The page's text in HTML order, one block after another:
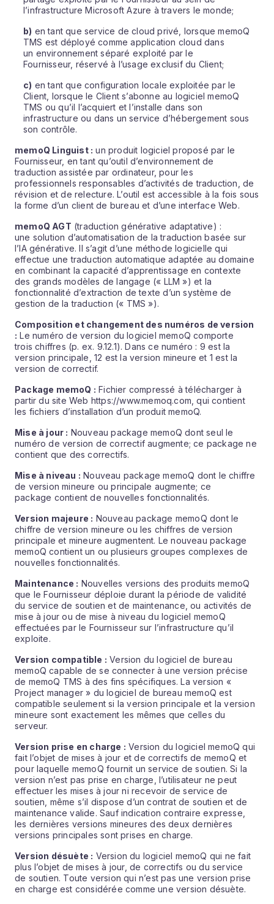
l’infrastructure Microsoft Azure à travers le monde;
b) en tant que service de cloud privé, lorsque memoQ
TMS est déployé comme application cloud dans
un environnement séparé exploité par le
Fournisseur, réservé à l’usage exclusif du Client;
c) en tant que configuration locale exploitée par le
Client, lorsque le Client s’abonne au logiciel memoQ
TMS ou qu’il l’acquiert et l’installe dans son
infrastructure ou dans un service d’hébergement sous
son contrôle.
memoQ Linguist : un produit logiciel proposé par le
Fournisseur, en tant qu’outil d’environnement de
traduction assistée par ordinateur, pour les
professionnels responsables d’activités de traduction, de
révision et de relecture. L’outil est accessible à la fois sous
la forme d’un client de bureau et d’une interface Web.
memoQ AGT (traduction générative adaptative) :
une solution d’automatisation de la traduction basée sur
l’IA générative. Il s’agit d’une méthode logicielle qui
effectue une traduction automatique adaptée au domaine
en combinant la capacité d’apprentissage en contexte
des grands modèles de langage (« LLM ») et la
fonctionnalité d’extraction de texte d’un système de
gestion de la traduction (« TMS »).
Composition et changement des numéros de version
: Le numéro de version du logiciel memoQ comporte
trois chiffres (p. ex. 9.12.1). Dans ce numéro : 9 est la
version principale, 12 est la version mineure et 1 est la
version de correctif.
Package memoQ : Fichier compressé à télécharger à
partir du site Web https://www.memoq.com, qui contient
les fichiers d’installation d’un produit memoQ.
Mise à jour : Nouveau package memoQ dont seul le
numéro de version de correctif augmente; ce package ne
contient que des correctifs.
Mise à niveau : Nouveau package memoQ dont le chiffre
de version mineure ou principale augmente; ce
package contient de nouvelles fonctionnalités.
Version majeure : Nouveau package memoQ dont le
chiffre de version mineure ou les chiffres de version
principale et mineure augmentent. Le nouveau package
memoQ contient un ou plusieurs groupes complexes de
nouvelles fonctionnalités.
Maintenance : Nouvelles versions des produits memoQ
que le Fournisseur déploie durant la période de validité
du service de soutien et de maintenance, ou activités de
mise à jour ou de mise à niveau du logiciel memoQ
effectuées par le Fournisseur sur l’infrastructure qu’il
exploite.
Version compatible : Version du logiciel de bureau
memoQ capable de se connecter à une version précise
de memoQ TMS à des fins spécifiques. La version «
Project manager » du logiciel de bureau memoQ est
compatible seulement si la version principale et la version
mineure sont exactement les mêmes que celles du
serveur.
Version prise en charge : Version du logiciel memoQ qui
fait l’objet de mises à jour et de correctifs de memoQ et
pour laquelle memoQ fournit un service de soutien. Si la
version n’est pas prise en charge, l’utilisateur ne peut
effectuer les mises à jour ni recevoir de service de
soutien, même s’il dispose d’un contrat de soutien et de
maintenance valide. Sauf indication contraire expresse,
les dernières versions mineures des deux dernières
versions principales sont prises en charge.
Version désuète : Version du logiciel memoQ qui ne fait
plus l’objet de mises à jour, de correctifs ou du service
de soutien. Toute version qui n’est pas une version prise
en charge est considérée comme une version désuète.